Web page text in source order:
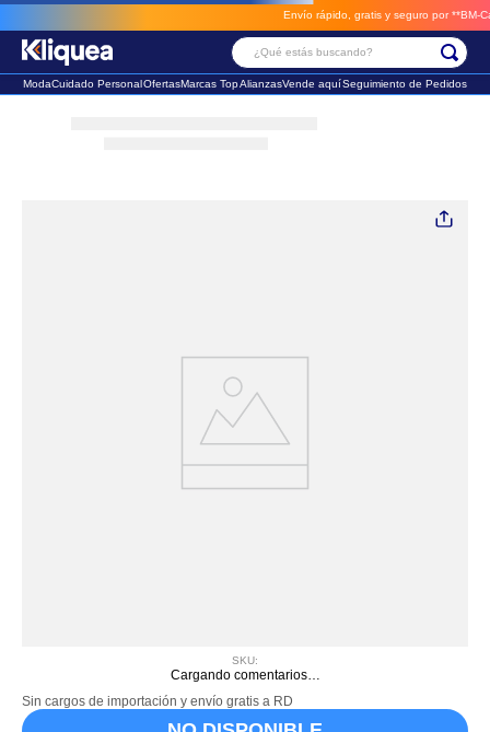
Envío rápido, gratis y seguro por **BM-
¿Qué estás buscando?
ModaCuidado PersonalOfertasMarcas TopAlianzasVende aquíSeguimiento de Pedidos
SKU:
Cargando comentarios…
Sin cargos de importación y envío gratis a RD